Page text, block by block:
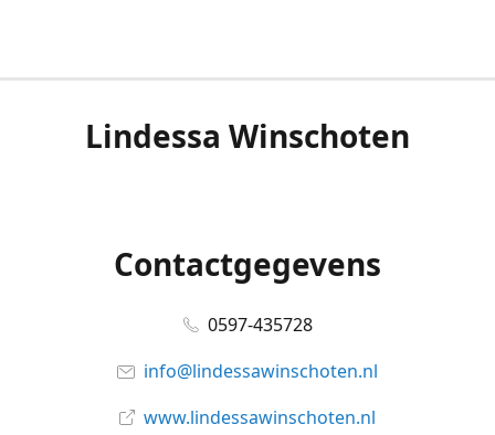
Lindessa Winschoten
Contactgegevens
0597-435728
info@lindessawinschoten.nl
www.lindessawinschoten.nl